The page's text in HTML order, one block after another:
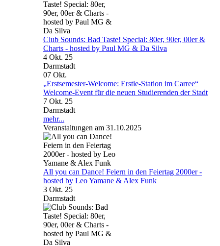
Club Sounds: Bad Taste! Special: 80er, 90er, 00er &
Charts - hosted by Paul MG & Da Silva
4 Okt. 25
Darmstadt
07 Okt.
„Erstsemester-Welcome: Erstie-Station im Carree“
Welcome-Event für die neuen Studierenden der Stadt
7 Okt. 25
Darmstadt
mehr...
Veranstaltungen am 31.10.2025
All you can Dance! Feiern in den Feiertag 2000er -
hosted by Leo Yamane & Alex Funk
3 Okt. 25
Darmstadt